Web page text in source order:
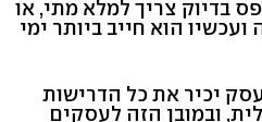
בדיוק צריך למלא מתי, או
הוא חייב ביותר ימי
יכיר את כל הדרישות
ובמובן הזה לעסקים